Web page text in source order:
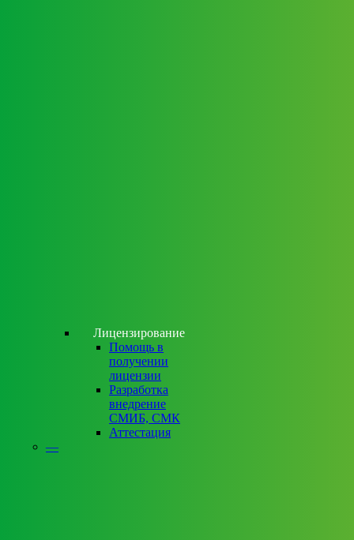
Лицензирование
Помощь в
получении
лицензии
Разработка
внедрение
СМИБ, СМК
Аттестация
—